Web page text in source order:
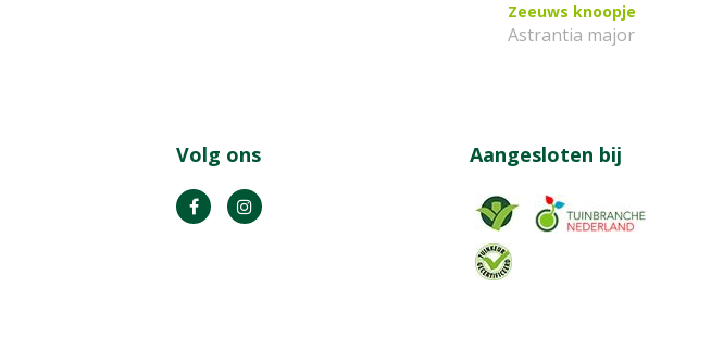
Zeeuws knoopje
Astrantia major
Volg ons Aangesloten bij